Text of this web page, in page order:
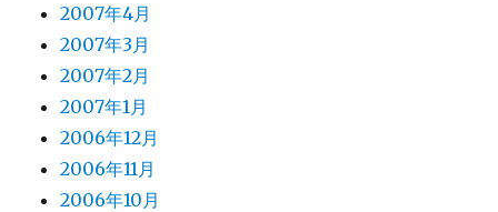
2007年4月
2007年3月
2007年2月
2007年1月
2006年12月
2006年11月
2006年10月